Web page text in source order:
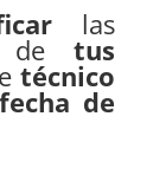
las
detus
técnico
fecha de